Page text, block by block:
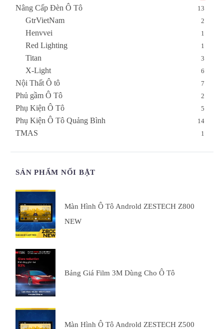
Nâng Cấp Đèn Ô Tô 13
GtrVietNam 2
Henvvei 1
Red Lighting 1
Titan 3
X-Light 6
Nội Thất Ô tô 7
Phủ gầm Ô Tô 2
Phụ Kiện Ô Tô 5
Phụ Kiện Ô Tô Quảng Bình 14
TMAS 1
SẢN PHẨM NỔI BẬT
Màn Hình Ô Tô Androld ZESTECH Z800
NEW
Bảng Giá Film 3M Dùng Cho Ô Tô
Màn Hình Ô Tô Androld ZESTECH Z500